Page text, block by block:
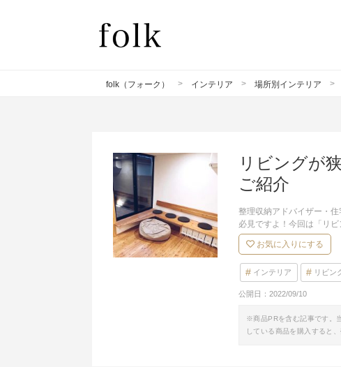
folk（フォーク） インテリア 場所別インテリア
リビングが
ご紹介
整理収納アドバイザー・
必見ですよ！今回は「リ
お気に入りにする
インテリア リビン
公開日： 2022/09/10
※商品PRを含む記事です。
している商品を購入すると